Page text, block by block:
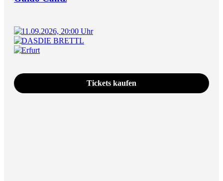
11.09.2026, 20:00 Uhr
DASDIE BRETTL
Erfurt
Tickets kaufen